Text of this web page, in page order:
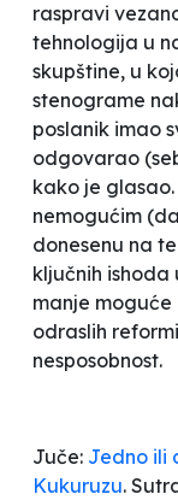
raspravi
tehnologija u
skupštine, u
stenograme
poslanik imao
odgovarao
kako je
nemogućim
donesenu na
ključnih ishoda
manje
odraslih
nesposobnost.
Juče: Jedno ili
Kukuruzu.